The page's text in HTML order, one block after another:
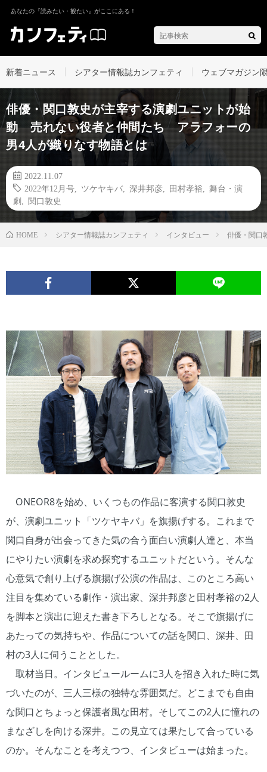
あなたの『読みたい・観たい』がここにある！
新着ニュース シアター情報誌カンフェティ ウェブマガジン
俳優・関口敦史が主宰する演劇ユニットが始
動 売れない役者と仲間たち アラフォーの
男4人が織りなす物語とは
2022.11.07
2022年12月号
ツケヤキバ 深井邦彦 田村孝裕
舞台・演
劇
関口敦史
HOME シアター情報誌カンフェティ インタビュー 俳優・関口
ONEOR8を始め、いくつもの作品に客演する関口敦史
が、演劇ユニット「ツケヤキバ」を旗揚げする。これまで
関口自身が出会ってきた気の合う面白い演劇人達と、本当
にやりたい演劇を求め探究するユニットだという。そんな
心意気で創り上げる旗揚げ公演の作品は、このところ高い
注目を集めている劇作・演出家、深井邦彦と田村孝裕の2人
を脚本と演出に迎えた書き下ろしとなる。そこで旗揚げに
あたっての気持ちや、作品についての話を関口、深井、田
村の3人に伺うこととした。
取材当日。インタビュールームに3人を招き入れた時に気
づいたのが、三人三様の独特な雰囲気だ。どこまでも自由
な関口とちょっと保護者風な田村。そしてこの2人に憧れの
まなざしを向ける深井。この見立ては果たして合っている
のか。そんなことを考えつつ、インタビューは始まった。